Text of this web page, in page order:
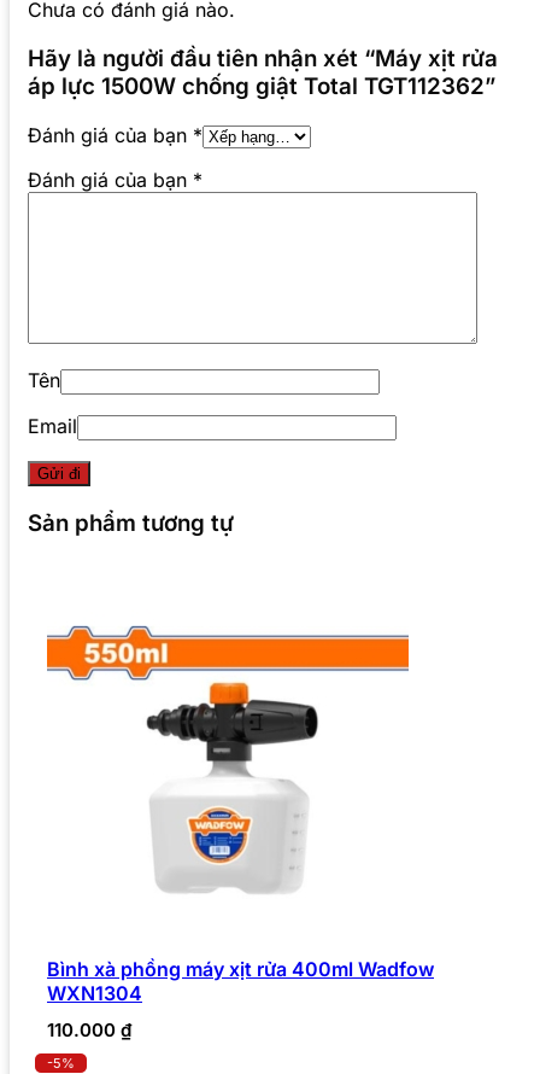
Chưa có đánh giá nào.
Hãy là người đầu tiên nhận xét “Máy xịt rửa
áp lực 1500W chống giật Total TGT112362”
Đánh giá của bạn *
Đánh giá của bạn *
Tên
Email
Sản phẩm tương tự
Bình xà phồng máy xịt rửa 400ml Wadfow
WXN1304
110.000 ₫
-5%